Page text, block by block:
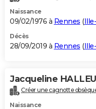
Naissance
09/02/1976 à Rennes (
Décès
28/09/2019 à Rennes (
Jacqueline
Créer une cagnotte
Naissance